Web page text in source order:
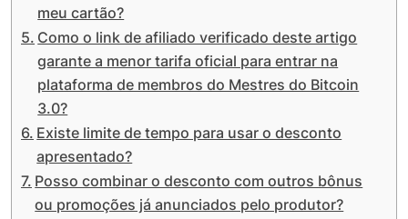
meu cartão?
Como o link de afiliado verificado deste artigo
garante a menor tarifa oficial para entrar na
plataforma de membros do Mestres do Bitcoin
3.0?
Existe limite de tempo para usar o desconto
apresentado?
Posso combinar o desconto com outros bônus
ou promoções já anunciados pelo produtor?